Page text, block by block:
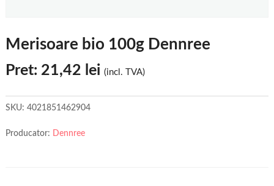
Merisoare bio 100g Dennree
Pret: 21,42 lei (incl. TVA)
SKU: 4021851462904
Producator: Dennree